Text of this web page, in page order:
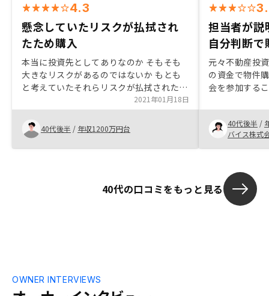
4.3
懸念していたリスクが払拭され
たため購入
本当に投資先としてありなのか そもそも
大きなリスクがあるのではないか もとも
と考えていたそれらリスクが払拭されたた
2021年01月18日
40代後半 / 年収1200万円台
担当者が説
自分判断で
元々不動産投
の資金で物件
会を参加する
ました。 説明
紹介してくれ
い物件でした
別の担当者よ
まして、その
い物件を見つ
りました。
40代後半 /
バイス株式
40代の口コミをもっと見る
OWNER INTERVIEWS